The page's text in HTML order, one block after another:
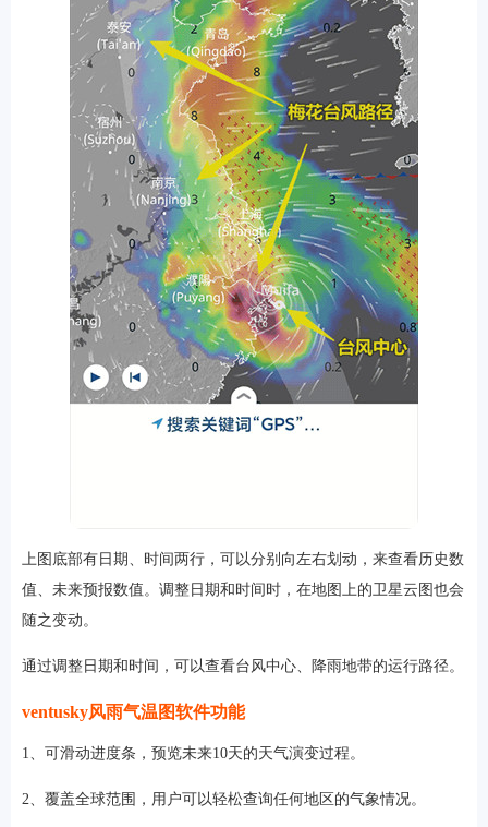
上图底部有日期、时间两行，可以分别向左右划动，来查看历史数
值、未来预报数值。调整日期和时间时，在地图上的卫星云图也会
随之变动。
通过调整日期和时间，可以查看台风中心、降雨地带的运行路径。
ventusky风雨气温图软件功能
1、可滑动进度条，预览未来10天的天气演变过程。
2、覆盖全球范围，用户可以轻松查询任何地区的气象情况。